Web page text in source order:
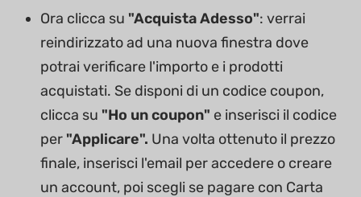
Ora clicca su "Acquista Adesso": verrai
reindirizzato ad una nuova finestra dove
potrai verificare l'importo e i prodotti
acquistati. Se disponi di un codice coupon,
clicca su "Ho un coupon" e inserisci il codice
per "Applicare". Una volta ottenuto il prezzo
finale, inserisci l'email per accedere o creare
un account, poi scegli se pagare con Carta